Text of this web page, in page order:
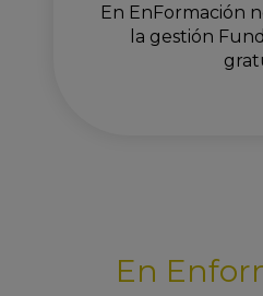
En EnFormación
la gestión
En